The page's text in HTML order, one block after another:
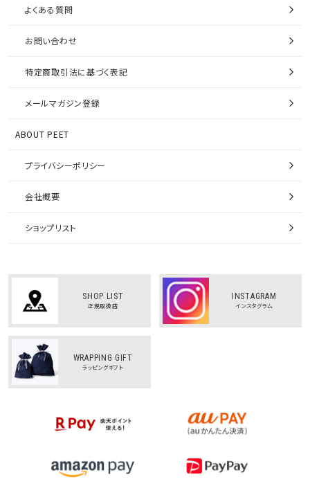
よくある質問
お問い合わせ
特定商取引法に基づく表記
メールマガジン登録
ABOUT PEET
プライバシーポリシー
会社概要
ショップリスト
SHOP LIST
正規取扱店
INSTAGRAM
インスタグラム
WRAPPING GIFT
ラッピングギフト